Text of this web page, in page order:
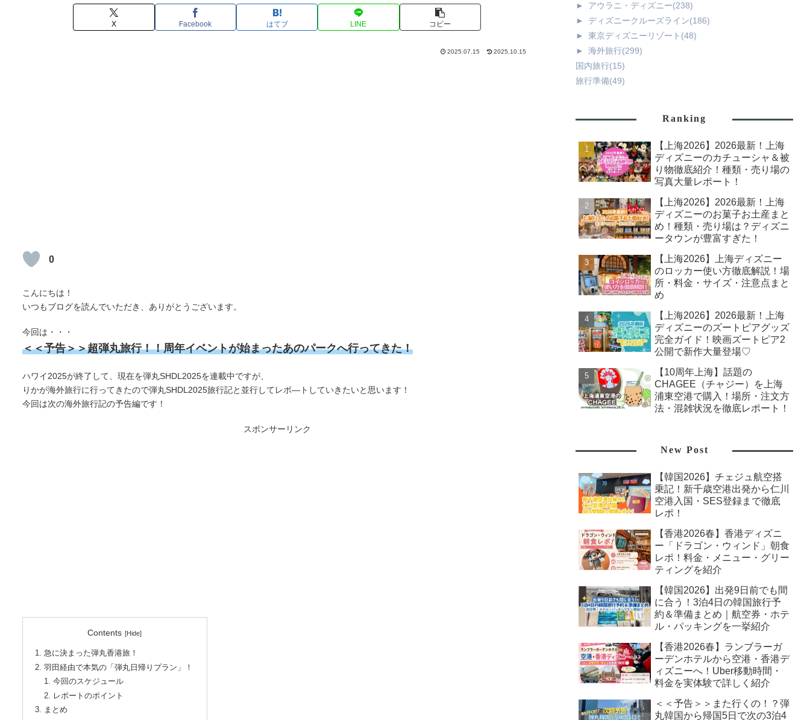
X Facebook はてブ LINE コピー
2025.07.15 2025.10.15
0
こんにちは！
いつもブログを読んでいただき、ありがとうございます。
今回は・・・
＜＜予告＞＞超弾丸旅行！！周年イベントが始まったあのパークへ行ってきた！
ハワイ2025が終了して、現在を弾丸SHDL2025を連載中ですが、
りかが海外旅行に行ってきたので弾丸SHDL2025旅行記と並行してレポ―トしていきたいと思います！
今回は次の海外旅行記の予告編です！
スポンサーリンク
Contents
急に決まった弾丸香港旅！
羽田経由で本気の「弾丸日帰りプラン」！
今回のスケジュール
レポートのポイント
まとめ
►
アウラニ・ディズニー(238)
►
ディズニークルーズライン(186)
►
東京ディズニーリゾート (48)
►
海外旅行(299)
国内旅行(15)
旅行準備(49)
Ranking
【上海2026】2026最新！上海
ディズニーのカチューシャ＆被
り物徹底紹介！種類・売り場の
写真大量レポート！
【上海2026】2026最新！上海
ディズニーのお菓子お土産まと
め！種類・売り場は？ディズニ
ータウンが豊富すぎた！
【上海2026】上海ディズニー
のロッカー使い方徹底解説！場
所・料金・サイズ・注意点まと
め
【上海2026】2026最新！上海
ディズニーのズートピアグッズ
完全ガイド！映画ズートピア2
公開で新作大量登場♡
【10周年上海】話題の
CHAGEE（チャジー）を上海
浦東空港で購入！場所・注文方
法・混雑状況を徹底レポート！
New Post
【韓国2026】チェジュ航空搭
乗記！新千歳空港出発から仁川
空港入国・SES登録まで徹底
レポ！
【香港2026春】香港ディズニ
ー「ドラゴン・ウィンド」朝食
レポ！料金・メニュー・グリー
ティングを紹介
【韓国2026】出発9日前でも間
に合う！3泊4日の韓国旅行予
約＆準備まとめ｜航空券・ホテ
ル・パッキングを一挙紹介
【香港2026春】ランブラーガ
ーデンホテルから空港・香港デ
ィズニーへ！Uber移動時間・
料金を実体験で詳しく紹介
＜＜予告＞＞また行くの！？弾
丸韓国から帰国5日で次の3泊4